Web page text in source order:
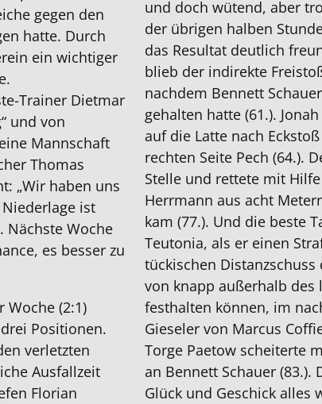
gegen den
hatte. Durch
ein wichtiger
Trainer Dietmar
und von
Mannschaft
Thomas
„Wir haben uns
ist
Nächste Woche
es besser zu
Woche (2:1)
Positionen.
verletzten
Ausfallzeit
Florian
und doch wütend, aber
der übrigen halben
das Resultat deutlich
blieb der indirekte
nachdem Bennett
gehalten hatte (61.).
auf die Latte nach
rechten Seite Pech (64.).
Stelle und rettete mit
Herrmann aus acht
kam (77.). Und die beste
Teutonia, als er einen
tückischen
von knapp außerhalb
festhalten können, im
Gieseler von Marcus
Torge Paetow scheiterte
an Bennett Schauer (83.).
Glück und Geschick alles